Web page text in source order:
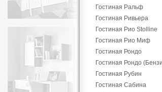
Гостиная Ральф
Гостиная Ривьера
Гостиная Рио Stolline
Гостиная Рио Миф
Гостиная Рондо
Гостиная Рондо
Гостиная Рубин
Гостиная Сабина